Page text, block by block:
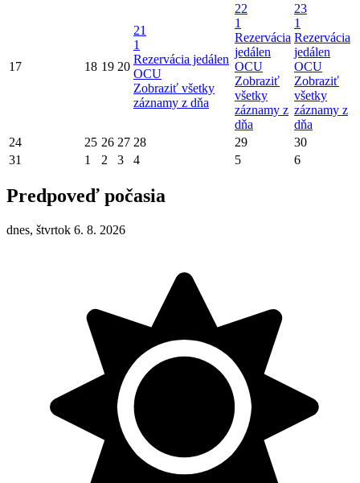
17 18 19 20
21
1
Rezervácia jedálen
OCU
Zobraziť všetky
záznamy z dňa
22
1
Rezervácia
jedálen
OCU
Zobraziť
všetky
záznamy z
dňa
23
1
Rezervácia
jedálen
OCU
Zobraziť
všetky
záznamy z
dňa
24
25 26 27 28 29
30
31
1 2 3 4 5 6
Predpoveď počasia
dnes, štvrtok 6. 8. 2026